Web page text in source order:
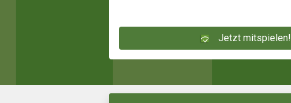
Jetzt mitspielen!